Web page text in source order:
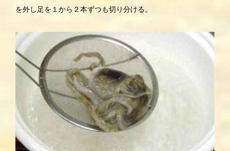
を外し足を１から２本ずつも切り分ける。